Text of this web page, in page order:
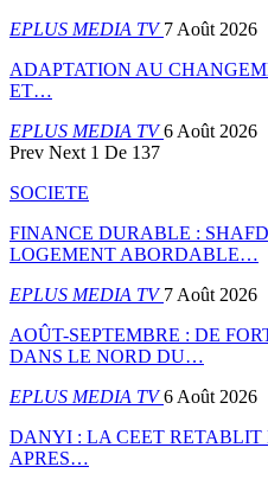
EPLUS MEDIA TV7 Août 2026
ADAPTATION AU
ET…
EPLUS MEDIA TV6 Août 2026
Prev Next 1 De 137
SOCIETE
FINANCE DURABLE :
LOGEMENT ABORDABLE…
EPLUS MEDIA TV7 Août 2026
AOÛT-SEPTEMBRE : DE
DANS LE NORD DU…
EPLUS MEDIA TV6 Août 2026
DANYI : LA CEET RETABLIT
APRES…